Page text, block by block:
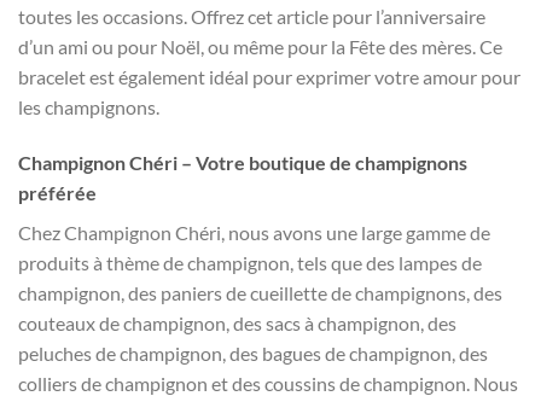
toutes les occasions. Offrez cet article pour l’anniversaire
d’un ami ou pour Noël, ou même pour la Fête des mères. Ce
bracelet est également idéal pour exprimer votre amour pour
les champignons.
Champignon Chéri – Votre boutique de champignons
préférée
Chez Champignon Chéri, nous avons une large gamme de
produits à thème de champignon, tels que des lampes de
champignon, des paniers de cueillette de champignons, des
couteaux de champignon, des sacs à champignon, des
peluches de champignon, des bagues de champignon, des
colliers de champignon et des coussins de champignon. Nous